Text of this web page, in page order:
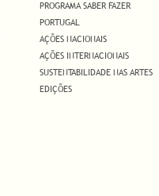
PROGRAMA SABER FAZER
PORTUGAL
AÇÕES NACIONAIS
AÇÕES INTERNACIONAIS
SUSTENTABILIDADE NAS ARTES
EDIÇÕES